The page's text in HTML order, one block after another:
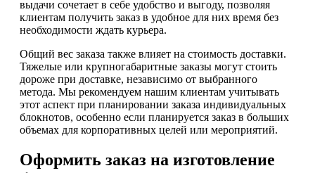
выдачи сочетает в себе удобство и выгоду, позволяя
клиентам получить заказ в удобное для них время без
необходимости ждать курьера.
Общий вес заказа также влияет на стоимость доставки.
Тяжелые или крупногабаритные заказы могут стоить
дороже при доставке, независимо от выбранного
метода. Мы рекомендуем нашим клиентам учитывать
этот аспект при планировании заказа индивидуальных
блокнотов, особенно если планируется заказ в больших
объемах для корпоративных целей или мероприятий.
Оформить заказ на изготовление